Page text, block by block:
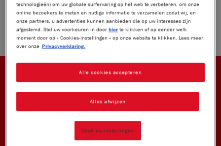
Product weight:2 x 41.5 g
KITKAT®UNIEKE SMAAK EN TECHNOLOGIE
technologieën) om uw globale surfervaring op het web te verbeteren, om onze
online bezoekers te meten en nuttige informatie te verzamelen zodat wij, en
onze partners, u advertenties kunnen aanbieden die op uw interesses zijn
afgestemd. Stel uw voorkeuren in doorhier te klikken of op eender welk
moment door op « Cookies-instellingen » op onze website te klikken. Lees meer
over onze Privacyverklaring.
Alles afwijzen
Alle cookies accepteren
Cookies-instellingen